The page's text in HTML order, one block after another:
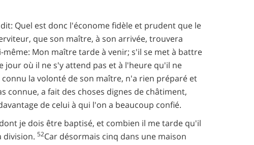
Quel est donc l'économe fidèle et prudent que le
que son maître, à son arrivée, trouvera
même: Mon maître tarde à venir; s'il se met à battre
jour où il ne s'y attend pas et à l'heure qu'il ne
la volonté de son maître, n'a rien préparé et
connue, a fait des choses dignes de châtiment,
de celui à qui l'on a beaucoup confié.
je dois être baptisé, et combien il me tarde qu'il
division. 52Car désormais cinq dans une maison